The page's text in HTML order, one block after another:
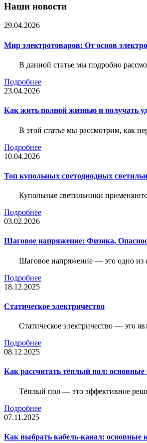
Наши новости
29.04.2026
Мир электротоваров: От основ
В данной статье мы подробно
Подробнее
23.04.2026
Как жить полной жизнью и получать
В этой статье мы рассмотрим, как
Подробнее
10.04.2026
Топ купольных светодиодных
Купольные светильники
Подробнее
03.02.2026
Шаговое напряжение: Физика,
Шаговое напряжение — это одно из
Подробнее
18.12.2025
Статическое электричество
Статическое электричество — это
Подробнее
08.12.2025
Как рассчитать тёплый пол:
Тёплый пол — это эффективное
Подробнее
07.11.2025
Как выбрать кабель-канал: основные